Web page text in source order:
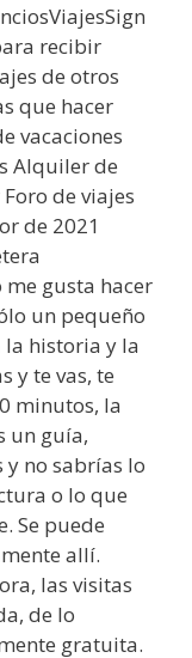
recibir
de otros
que hacer
vacaciones
Alquiler de
de viajes
de 2021
gusta hacer
un pequeño
historia y la
y te vas, te
minutos, la
un guía,
no sabrías lo
o lo que
Se puede
allí.
las visitas
de lo
gratuita.